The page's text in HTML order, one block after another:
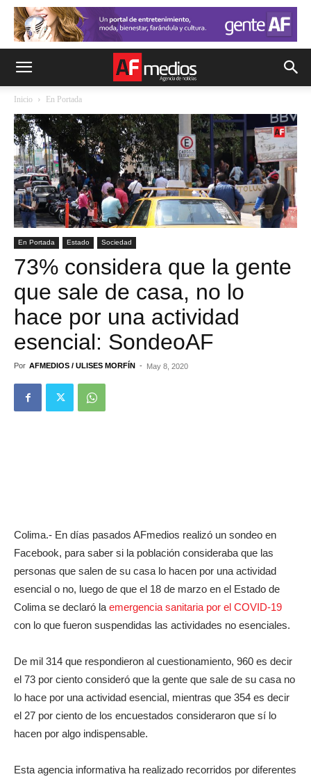
Inicio En Portada
En Portada Estado Sociedad
73% considera que la gente
que sale de casa, no lo
hace por una actividad
esencial: SondeoAF
Por AFMEDIOS / ULISES MORFÍN - May 8, 2020
Colima.- En días pasados AFmedios realizó un sondeo en
Facebook, para saber si la población consideraba que las
personas que salen de su casa lo hacen por una actividad
esencial o no, luego de que el 18 de marzo en el Estado de
Colima se declaró la emergencia sanitaria por el COVID-19
con lo que fueron suspendidas las actividades no esenciales.
De mil 314 que respondieron al cuestionamiento, 960 es decir
el 73 por ciento consideró que la gente que sale de su casa no
lo hace por una actividad esencial, mientras que 354 es decir
el 27 por ciento de los encuestados consideraron que sí lo
hacen por algo indispensable.
Esta agencia informativa ha realizado recorridos por diferentes